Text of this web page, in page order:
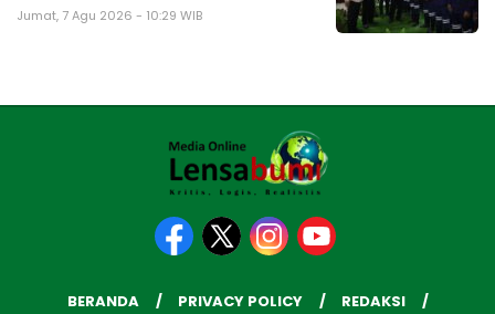
Jumat, 7 Agu 2026 - 10:29 WIB
BERANDA PRIVACY POLICY
REDAKSI